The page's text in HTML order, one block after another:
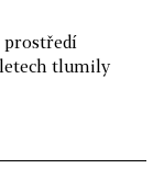
prostředí
letech tlumily